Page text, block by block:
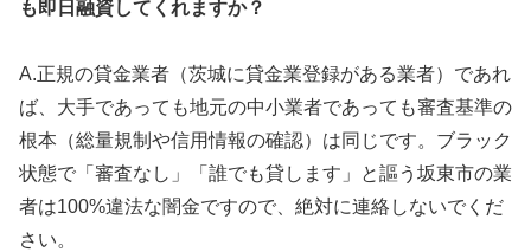
も即日融資してくれますか？
A.正規の貸金業者（茨城に貸金業登録がある業者）であれ
ば、大手であっても地元の中小業者であっても審査基準の
根本（総量規制や信用情報の確認）は同じです。ブラック
状態で「審査なし」「誰でも貸します」と謳う坂東市の業
者は100%違法な闇金ですので、絶対に連絡しないでくだ
さい。